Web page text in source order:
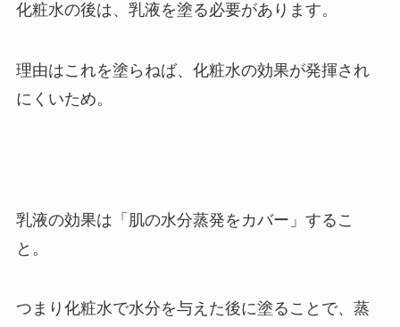
化粧水の後は、 乳液を塗る必要があります。
理由はこれを塗らねば、化粧水の効果が発揮され
にくいため。
乳液の効果は 「肌の水分蒸発をカバー」 するこ
と。
つまり化粧水で水分を与えた後に塗ることで、蒸